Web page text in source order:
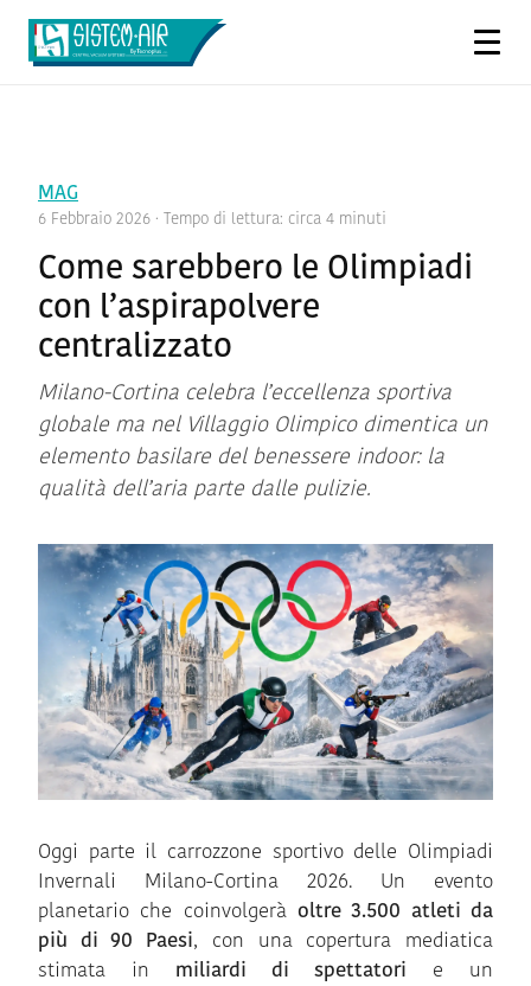
MAG
6 Febbraio 2026 · Tempo di lettura: circa 4 minuti
Come sarebbero le Olimpiadi
con l’aspirapolvere
centralizzato
Milano-Cortina celebra l’eccellenza sportiva
globale ma nel Villaggio Olimpico dimentica un
elemento basilare del benessere indoor: la
qualità dell’aria parte dalle pulizie.
Oggi parte il carrozzone sportivo delle Olimpiadi
Invernali Milano-Cortina 2026. Un evento
planetario che coinvolgerà oltre 3.500 atleti da
più di 90 Paesi, con una copertura mediatica
stimata in miliardi di spettatori e un